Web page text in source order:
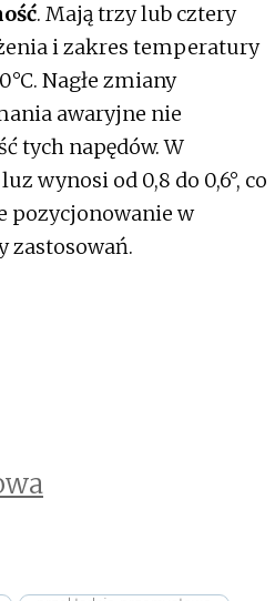
. Mają trzy lub cztery
i zakres temperatury
Nagłe zmiany
awaryjne nie
tych napędów. W
wynosi od 0,8 do 0,6°, co
pozycjonowanie w
zastosowań.